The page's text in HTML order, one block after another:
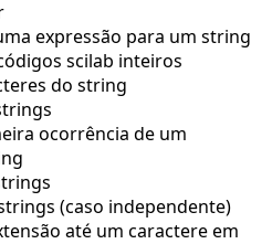
expressão para um string
scilab inteiros
do string
ocorrência de um
(caso independente)
até um caractere em